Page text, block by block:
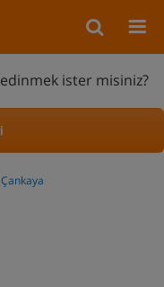
ister misiniz?
Çankaya